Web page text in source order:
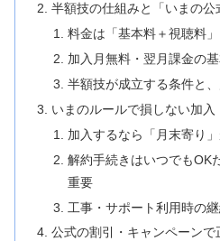
半額技の仕組みと「いまの公
料金は「基本料＋視聴料
加入月無料・翌月課金の基
半額技が成立する条件と
いまのルールで損しない加
加入するなら「月末寄り
解約手続きはいつでもOK
重要
工事・サポート利用時の
公式の割引・キャンペーンで